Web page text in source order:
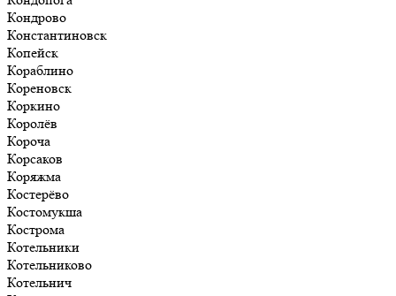
Кондрово
Константиновск
Копейск
Кораблино
Кореновск
Коркино
Королёв
Короча
Корсаков
Коряжма
Костерёво
Костомукша
Кострома
Котельники
Котельниково
Котельнич